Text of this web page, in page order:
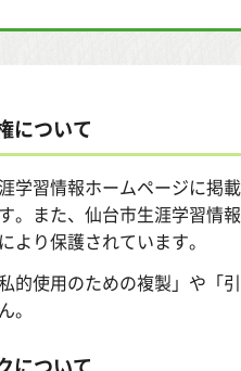
について
学習情報ホームページに掲
。また、仙台市生涯学習情
より保護されています。
的使用のための複製」や「
。